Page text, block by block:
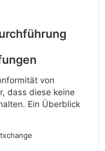
von
dass diese keine
Ein Überblick